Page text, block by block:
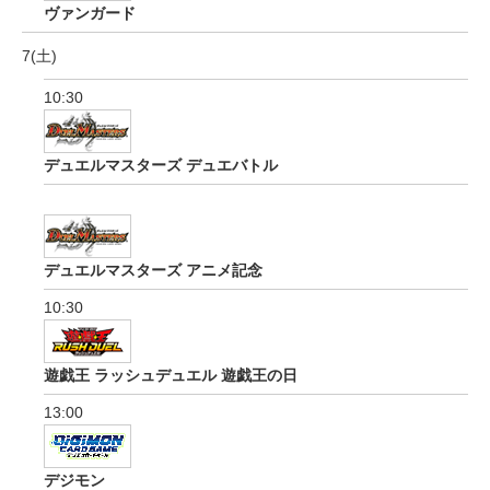
ヴァンガード
7(土)
10:30
デュエルマスターズ デュエバトル
デュエルマスターズ アニメ記念
10:30
遊戯王 ラッシュデュエル 遊戯王の日
13:00
デジモン